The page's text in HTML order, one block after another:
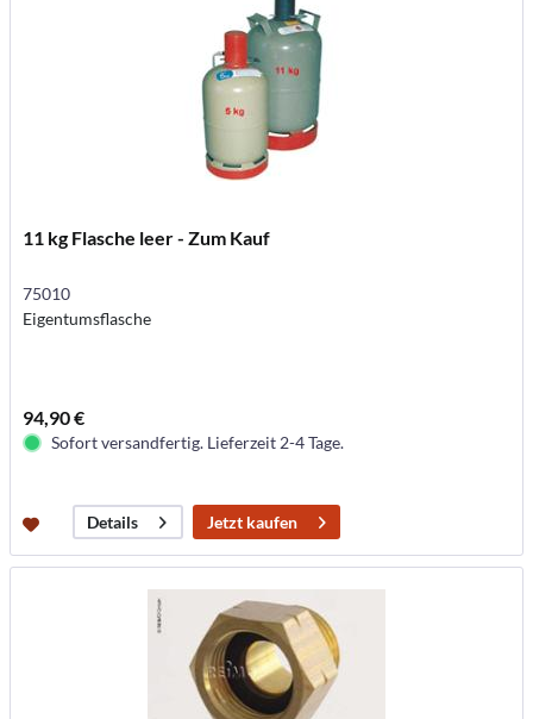
11 kg Flasche leer - Zum Kauf
75010
Eigentumsflasche
94,90 €
Sofort versandfertig. Lieferzeit 2-4 Tage.
Details Jetzt kaufen